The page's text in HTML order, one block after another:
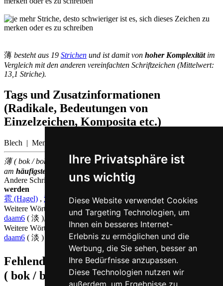
Ihre Privatsphäre ist
uns wichtig
Diese Website verwendet Cookies
und Targeting Technologien, um
Ihnen ein besseres Internet-
Erlebnis zu ermöglichen und die
Werbung, die Sie sehen, besser an
Ihre Bedürfnisse anzupassen.
Diese Technologien nutzen wir
außerdem, um Ergebnisse zu
薄 besteht aus 19 Strichen und ist damit von hoher Komplexitätim
Vergleich mit den anderen vereinfachten Schriftzeichen (Mittelwert:
13,1 Striche).
Tags und Zusatzinformationen
(Radikale, Bedeutungen von
Einzelzeichen, Komposita etc.)
Blech | Membran
薄 ( bok / bok6 ) gehört zu den 3000im chinesischen Sprachraum
am häufigsten Einzelzeichen
Andere Schriftzeichen, die auf Kantonesisch
werden
雹 (Hagel) , 泺 (Luofluss), 泊 (See)
Weitere Wörter, die ebenfalls
dünn auf Kantonesisch
daam6 ( 淡 ), ( 细 ), sau3 ( 瘦 )
Weitere Wörter, die ebenfallsfade auf Kantonesischbedeuten
daam6 ( 淡 )
Fehlende oder falsche Übersetzung für
( bok / bok6 )melden